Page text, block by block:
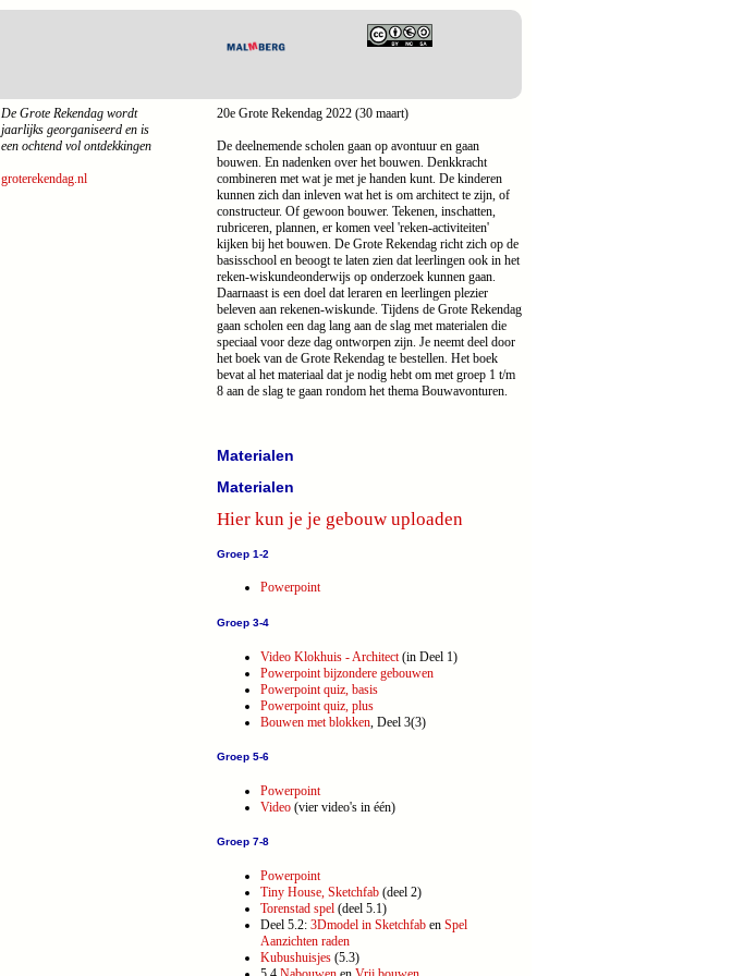
De Grote Rekendag wordt
jaarlijks georganiseerd en is
een ochtend vol ontdekkingen
groterekendag.nl
20e Grote Rekendag 2022 (30 maart)
De deelnemende scholen gaan op avontuur en gaan
bouwen. En nadenken over het bouwen. Denkkracht
combineren met wat je met je handen kunt. De kinderen
kunnen zich dan inleven wat het is om architect te zijn, of
constructeur. Of gewoon bouwer. Tekenen, inschatten,
rubriceren, plannen, er komen veel 'reken-activiteiten'
kijken bij het bouwen. De Grote Rekendag richt zich op de
basisschool en beoogt te laten zien dat leerlingen ook in het
reken-wiskundeonderwijs op onderzoek kunnen gaan.
Daarnaast is een doel dat leraren en leerlingen plezier
beleven aan rekenen-wiskunde. Tijdens de Grote Rekendag
gaan scholen een dag lang aan de slag met materialen die
speciaal voor deze dag ontworpen zijn. Je neemt deel door
het boek van de Grote Rekendag te bestellen. Het boek
bevat al het materiaal dat je nodig hebt om met groep 1 t/m
8 aan de slag te gaan rondom het thema Bouwavonturen.
Materialen
Materialen
Hier kun je je gebouw uploaden
Groep 1-2
Powerpoint
Groep 3-4
Video Klokhuis - Architect (in Deel 1)
Powerpoint bijzondere gebouwen
Powerpoint quiz, basis
Powerpoint quiz, plus
Bouwen met blokken , Deel 3(3)
Groep 5-6
Powerpoint
Video (vier video's in één)
Groep 7-8
Powerpoint
Tiny House, Sketchfab (deel 2)
Torenstad spel (deel 5.1)
Deel 5.2: 3Dmodel in Sketchfab en Spel
Aanzichten raden
Kubushuisjes (5.3)